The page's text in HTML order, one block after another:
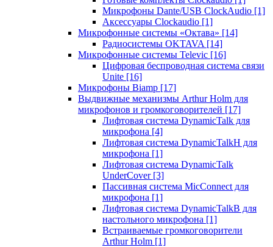
Микрофоны Dante/USB ClockAudio [1]
Аксессуары Clockaudio [1]
Микрофонные системы «Октава» [14]
Радиосистемы OKTAVA [14]
Микрофонные системы Televic [16]
Цифровая беспроводная система связи
Unite [16]
Микрофоны Biamp [17]
Выдвижные механизмы Arthur Holm для
микрофонов и громкоговорителей [17]
Лифтовая система DynamicTalk для
микрофона [4]
Лифтовая система DynamicTalkH для
микрофона [1]
Лифтовая система DynamicTalk
UnderCover [3]
Пассивная система MicConnect для
микрофона [1]
Лифтовая система DynamicTalkB для
настольного микрофона [1]
Встраиваемые громкоговорители
Arthur Holm [1]